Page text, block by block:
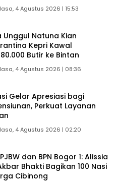
4 Agustus 2026 | 15:53
Unggul Natuna Kian
Kepri Kawal
Butir ke Bintan
4 Agustus 2026 | 08:36
Gelar Apresiasi bagi
Perkuat Layanan
4 Agustus 2026 | 02:20
dan BPN Bogor 1: Alissia
Bhakti Bagikan 100 Nasi
Cibinong